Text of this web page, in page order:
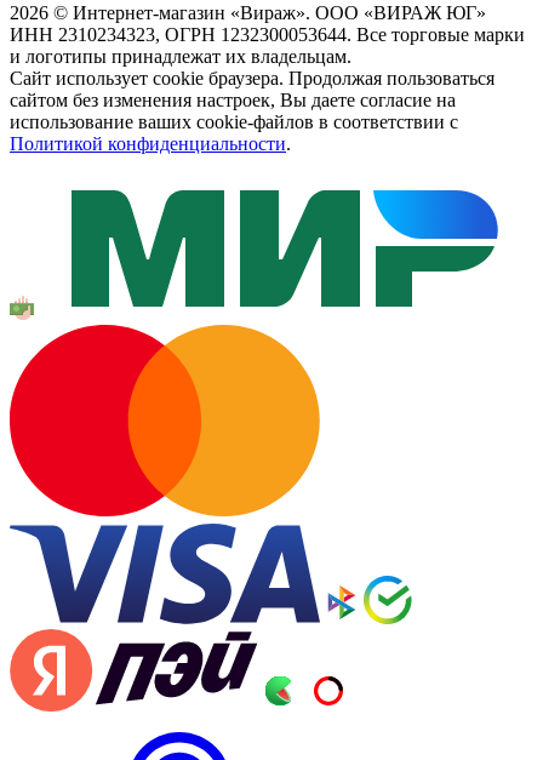
2026 © Интернет-магазин «Вираж». ООО «ВИРАЖ ЮГ»
ИНН 2310234323, ОГРН 1232300053644. Все торговые марки
и логотипы принадлежат их владельцам.
Сайт использует cookie браузера. Продолжая пользоваться
сайтом без изменения настроек, Вы даете согласие на
использование ваших cookie-файлов в соответствии с
Политикой конфиденциальности.